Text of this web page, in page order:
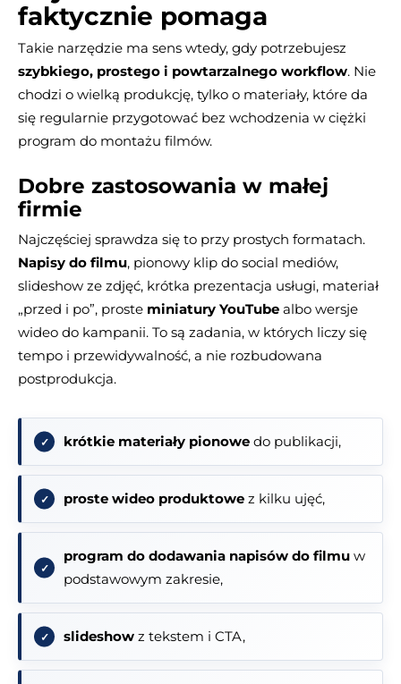
faktycznie pomaga
Takie narzędzie ma sens wtedy, gdy potrzebujesz
szybkiego, prostego i powtarzalnego workflow. Nie
chodzi o wielką produkcję, tylko o materiały, które da
się regularnie przygotować bez wchodzenia w ciężki
program do montażu filmów.
Dobre zastosowania w małej
firmie
Najczęściej sprawdza się to przy prostych formatach.
Napisy do filmu, pionowy klip do social mediów,
slideshow ze zdjęć, krótka prezentacja usługi, materiał
„przed i po”, proste miniatury YouTube albo wersje
wideo do kampanii. To są zadania, w których liczy się
tempo i przewidywalność, a nie rozbudowana
postprodukcja.
krótkie materiały pionowe do publikacji,
proste wideo produktowe z kilku ujęć,
program do dodawania napisów do filmu w
podstawowym zakresie,
slideshow z tekstem i CTA,